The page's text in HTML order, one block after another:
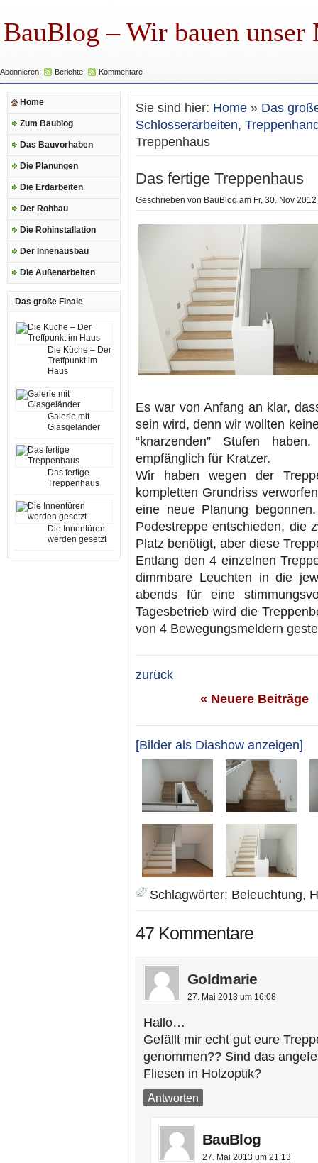
BauBlog – Wir bauen unser
Abonnieren: Berichte Kommentare
Home
Zum Baublog
Das Bauvorhaben
Die Planungen
Die Erdarbeiten
Der Rohbau
Die Rohinstallation
Der Innenausbau
Die Außenarbeiten
Das große Finale
Die Küche – Der
Treffpunkt im
Haus
Galerie mit
Glasgeländer
Das fertige
Treppenhaus
Die Innentüren
werden gesetzt
Sie sind hier: Home » Das
Schlosserarbeiten,
Treppenhaus
Das fertige Treppenhaus
Geschrieben von BauBlog am Fr, 30. Nov
Es war von Anfang an klar,
sein wird, denn wir wollten
“knarzenden” Stufen
empfänglich für Kratzer.
Wir haben wegen der
kompletten Grundriss
eine neue Planung
Podestreppe entschieden, die
Platz benötigt, aber diese
Entlang den 4 einzelnen
dimmbare Leuchten in die
abends für eine
Tagesbetrieb wird die
von 4 Bewegungsmeldern
zurück
« Neuere Beiträge
[Bilder als Diashow anzeigen]
Schlagwörter: Beleuchtung,
47 Kommentare
Goldmarie
27. Mai 2013 um 16:08
Hallo…
Gefällt mir echt gut eure
genommen?? Sind das
Fliesen in Holzoptik?
Antworten
BauBlog
27. Mai 2013 um 21:13